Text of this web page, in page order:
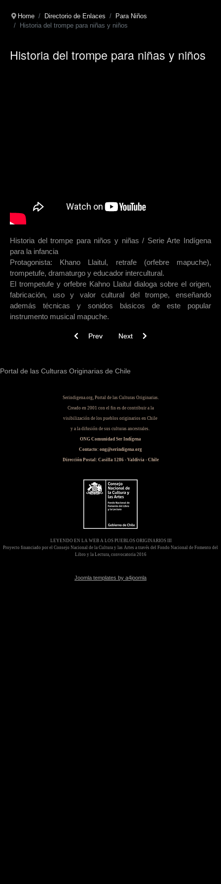
Home Directorio de Enlaces
Para Niños
Historia del trompe para niñas y niños
Historia del trompe para niñas y niños
Historia del trompe para niños y niñas / Serie Arte Indígena
para la infancia
Protagonista: Khano Llaitul, retrafe (orfebre mapuche),
trompetufe, dramaturgo y educador intercultural.
El trompetufe y orfebre Kahno Llaitul dialoga sobre el origen,
fabricación, uso y valor cultural del trompe, enseñando
además técnicas y sonidos básicos de este popular
instrumento musical mapuche.
Previous article: Cantos mapuche para niñas y
Prev Next article: Los Precolombinos
Next
Portal de las Culturas Originarias de Chile
Serindigena.org, Portal de las Culturas Originarias.
Creado en 2001 con el fin es de contribuir a la
visibilización de los pueblos originarios en Chile
y a la difusión de sus culturas ancestrales.
ONG Comunidad Ser Indígena
Contacto: ong@serindigena.org
Dirección Postal: Casilla 1286 - Valdivia - Chile
LEYENDO EN LA WEB A LOS PUEBLOS ORIGINARIOS III
Proyecto financiado por el Consejo Nacional de la Cultura y las Artes a través del Fondo Nacional de Fomento del
Libro y la Lectura, convocatoria 2016
Joomla templates by a4joomla